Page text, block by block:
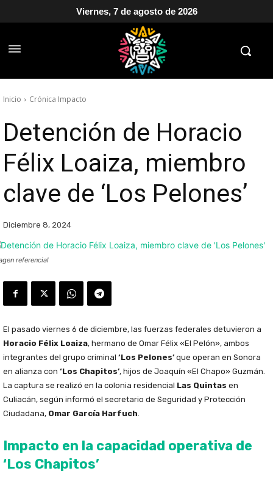
Viernes, 7 de agosto de 2026
Inicio Crónica Impacto
Detención de Horacio
Félix Loaiza, miembro
clave de ‘Los Pelones’
Diciembre 8, 2024
referencial
El pasado viernes 6 de diciembre, las fuerzas federales detuvieron a
Horacio Félix Loaiza, hermano de Omar Félix «El Pelón», ambos
integrantes del grupo criminal ‘Los Pelones’ que operan en Sonora
en alianza con ‘Los Chapitos’, hijos de Joaquín «El Chapo» Guzmán.
La captura se realizó en la colonia residencial Las Quintas en
Culiacán, según informó el secretario de Seguridad y Protección
Ciudadana, Omar García Harfuch.
Impacto en la capacidad operativa de
‘Los Chapitos’